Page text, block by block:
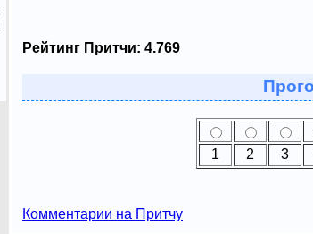
Рейтинг Притчи: 4.769
1
2 3
Комментарии на Притчу